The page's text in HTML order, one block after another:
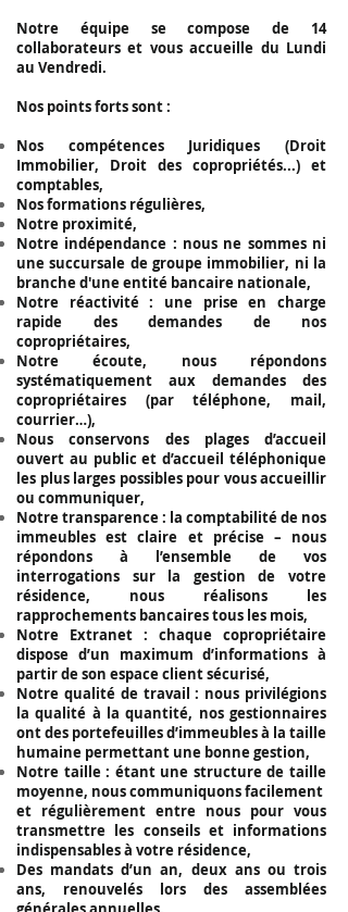
Notre équipe se compose de 14
collaborateurs et vous accueille du Lundi
au Vendredi.
Nos points forts sont :
Nos compétences Juridiques (Droit
Immobilier, Droit des copropriétés...) et
comptables,
Nos formations régulières,
Notre proximité,
Notre indépendance : nous ne sommes ni
une succursale de groupe immobilier, ni la
branche d'une entité bancaire nationale,
Notre réactivité : une prise en charge
rapide des demandes de nos
copropriétaires,
Notre écoute, nous répondons
systématiquement aux demandes des
copropriétaires (par téléphone, mail,
courrier…),
Nous conservons des plages d’accueil
ouvert au public et d’accueil téléphonique
les plus larges possibles pour vous accueillir
ou communiquer,
Notre transparence : la comptabilité de nos
immeubles est claire et précise – nous
répondons à l’ensemble de vos
interrogations sur la gestion de votre
résidence, nous réalisons les
rapprochements bancaires tous les mois,
Notre Extranet : chaque copropriétaire
dispose d’un maximum d’informations à
partir de son espace client sécurisé,
Notre qualité de travail : nous privilégions
la qualité à la quantité, nos gestionnaires
ont des portefeuilles d’immeubles à la taille
humaine permettant une bonne gestion,
Notre taille : étant une structure de taille
moyenne, nous communiquons facilement
et régulièrement entre nous pour vous
transmettre les conseils et informations
indispensables à votre résidence,
Des mandats d’un an, deux ans ou trois
ans, renouvelés lors des assemblées